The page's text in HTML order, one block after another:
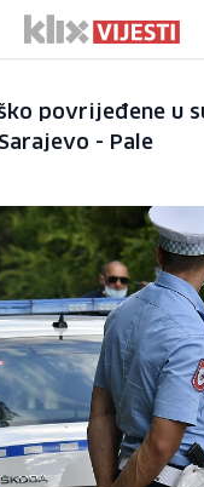
povrijeđene u
- Pale